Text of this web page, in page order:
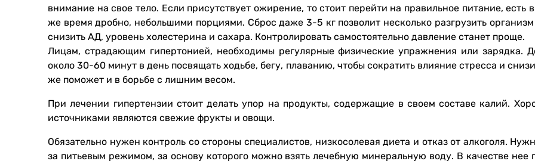
внимание на свое тело. Если присутствует ожирение, то стоит перейти на правильное питание, есть
же время дробно, небольшими порциями. Сброс даже 3-5 кг позволит несколько разгрузить
снизить АД, уровень холестерина и сахара. Контролировать самостоятельно давление станет проще.
Лицам, страдающим гипертонией, необходимы регулярные физические упражнения или зарядка.
около 30-60 минут в день посвящать ходьбе, бегу, плаванию, чтобы сократить влияние стресса и
же поможет и в борьбе с лишним весом.
При лечении гипертензии стоит делать упор на продукты, содержащие в своем составе калий.
источниками являются свежие фрукты и овощи.
Обязательно нужен контроль со стороны специалистов, низкосолевая диета и отказ от алкоголя.
за питьевым режимом, за основу которого можно взять лечебную минеральную воду. В качестве нее